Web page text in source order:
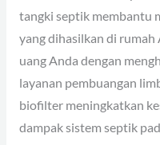
tangki septik membantu
yang dihasilkan di rumah
uang Anda dengan
layanan pembuangan
biofilter meningkatkan
dampak sistem septik